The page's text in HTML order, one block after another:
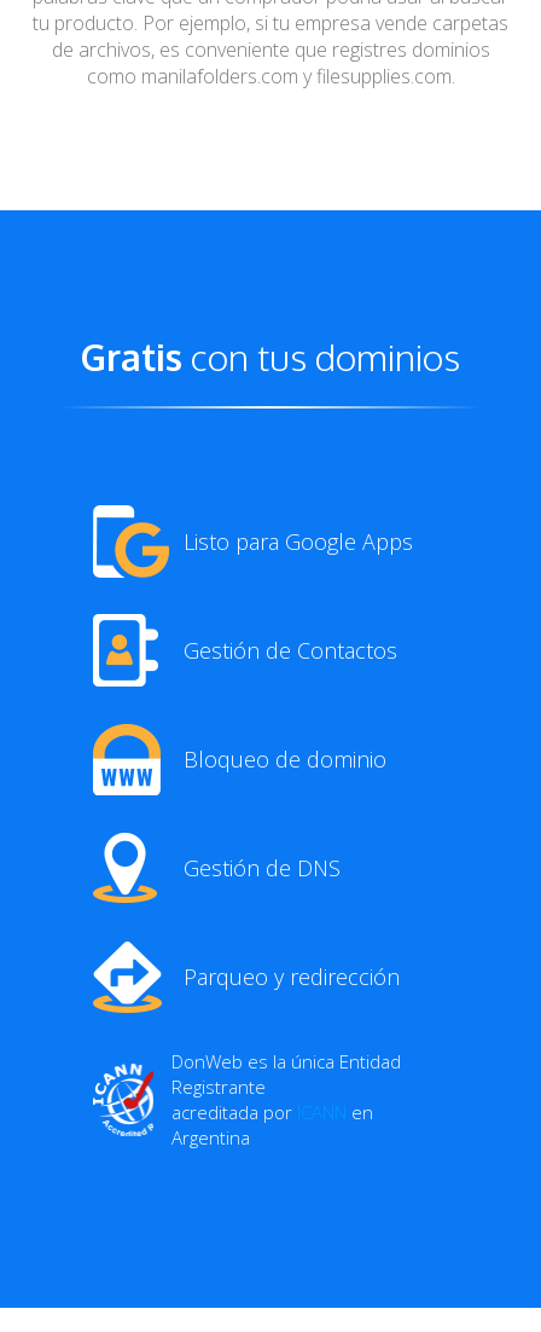
tu producto. Por ejemplo, si tu empresa vende carpetas
de archivos, es conveniente que registres dominios
como manilafolders.com y filesupplies.com.
Gratis con tus dominios
Listo para Google Apps
Gestión de Contactos
Bloqueo de dominio
Gestión de DNS
Parqueo y redirección
DonWeb es la única Entidad
Registrante
acreditada por ICANN en
Argentina